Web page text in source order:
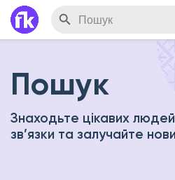
Пошук
Знаходьте цікавих
зв’язки та залучайте